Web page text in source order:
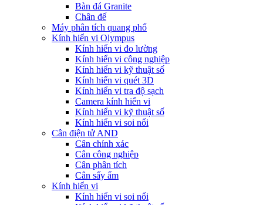
Bàn đá Granite
Chân đế
Máy phân tích quang phổ
Kính hiển vi Olympus
Kính hiển vi đo lường
Kính hiển vi công nghiệp
Kính hiển vi kỹ thuật số
Kính hiển vi quét 3D
Kính hiển vi tra độ sạch
Camera kính hiển vi
Kính hiển vi kỹ thuật số
Kính hiển vi soi nổi
Cân điện tử AND
Cân chính xác
Cân công nghiệp
Cân phân tích
Cân sấy ẩm
Kính hiển vi
Kính hiển vi soi nổi